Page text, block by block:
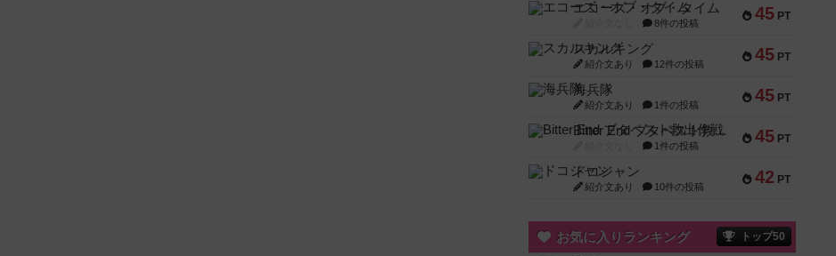
45 PT
エコーズ・オブ・タイム
8件の投稿
45 PT
スカルキング
紹介文あり 12件の投稿
45 PT
海兵隊
紹介文あり 1件の投稿
45 PT
Bitter End ブタペスト救出作戦
1件の投稿
42 PT
ドコジャン
紹介文あり 10件の投稿
お気に入りランキング トップ50